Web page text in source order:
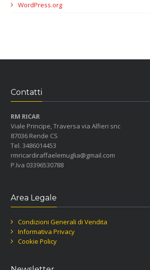
WordPress.org
Contatti
RM RICAR
Viale Principe, Traversa via Alfieri snc
87036 Rende CS
Tel. 3486014453
rmricardiraffaelemuglia@gmail.com
P.Iva 03396530788
Area Legale
Condizioni Generali di Vendita
Informativa Privacy
Cookie Policy